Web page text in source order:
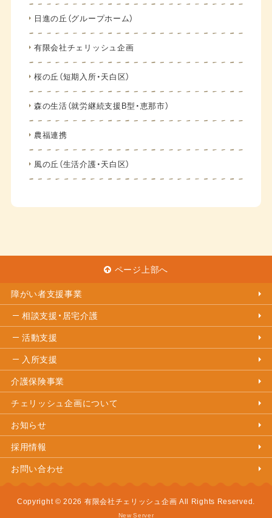
日進の丘（グループホーム）
有限会社チェリッシュ企画
桜の丘（短期入所・天白区）
森の生活（就労継続支援B型・恵那市）
農福連携
風の丘（生活介護・天白区）
ページ上部へ
障がい者支援事業
相談支援・居宅介護
活動支援
入所支援
介護保険事業
チェリッシュ企画について
お知らせ
採用情報
お問い合わせ
Copyright © 2026 有限会社チェリッシュ企画 All Rights Reserved.
New Server